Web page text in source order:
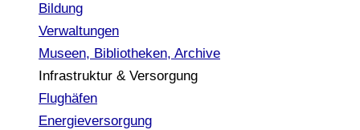
Bildung
Verwaltungen
Museen, Bibliotheken, Archive
Infrastruktur & Versorgung
Flughäfen
Energieversorgung